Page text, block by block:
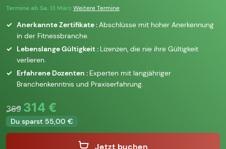
Termine ab Sa. 13 März Weitere Termine
Anerkannte Zertifikate :Abschlüsse mit hoher Anerkennung
in der Fitnessbranche.
Lebenslange Gültigkeit : Lizenzen, die nie ihre Gültigkeit
verlieren.
Erfahrene Dozenten : Experten mit langjähriger
Branchenkenntnis und Praxiserfahrung.
369 314 €
Du sparst 55,00 €
Jetzt buchen